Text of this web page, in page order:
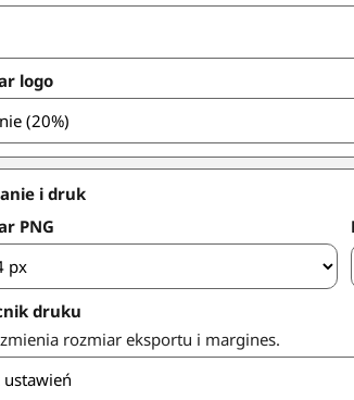
logo
i druk
PNG
druku
rozmiar eksportu i margines.